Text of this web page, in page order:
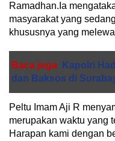
Ramadhan.Ia
masyarakat yang
khususnya yang
Baca juga
Kapolri
dan Baksos di
Peltu Imam Aji R
merupakan waktu yang
Harapan kami dengan